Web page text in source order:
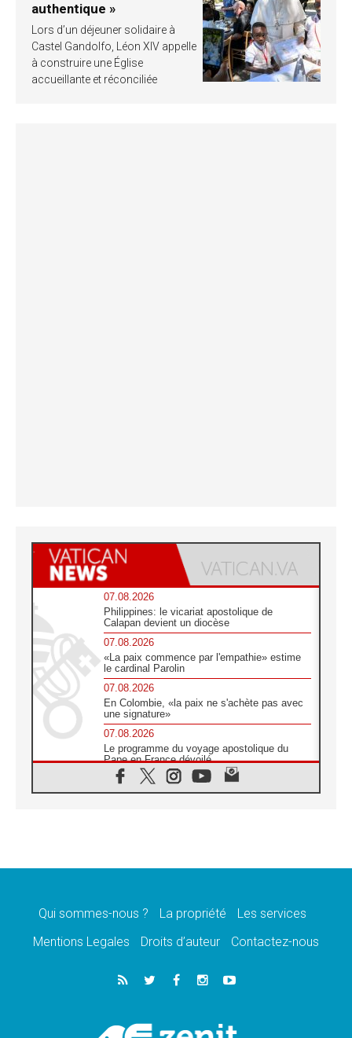
authentique »
Lors d’un déjeuner solidaire à
Castel Gandolfo, Léon XIV appelle
à construire une Église
accueillante et réconciliée
07.08.2026
Philippines: le vicariat apostolique de
Calapan devient un diocèse
07.08.2026
«La paix commence par l'empathie» estime
le cardinal Parolin
07.08.2026
En Colombie, «la paix ne s'achète pas avec
une signature»
07.08.2026
Le programme du voyage apostolique du
Pape en France dévoilé
07.08.2026
1ère Conférence continentale sur l'éducation
07.08.2026
07.08.2026
lancement des «dix jours de prière pour la
06.08.2026
Préparatifs des JMJ 2027 à Séoul: «c'est
Chrétiens et confucéens: respect et sagesse
Qui sommes-nous ? La propriété
Les services
Mentions Legales
Droits d’auteur Contactez-nous